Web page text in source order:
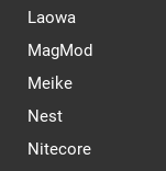
Laowa
MagMod
Meike
Nest
Nitecore